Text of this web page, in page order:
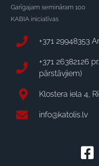
Garīgajam semināram 100
KABIA iniciatīvas
+371 29948353
+371 26382126
pārstāvjiem)
Klostera iela 4,
info@katolis.lv